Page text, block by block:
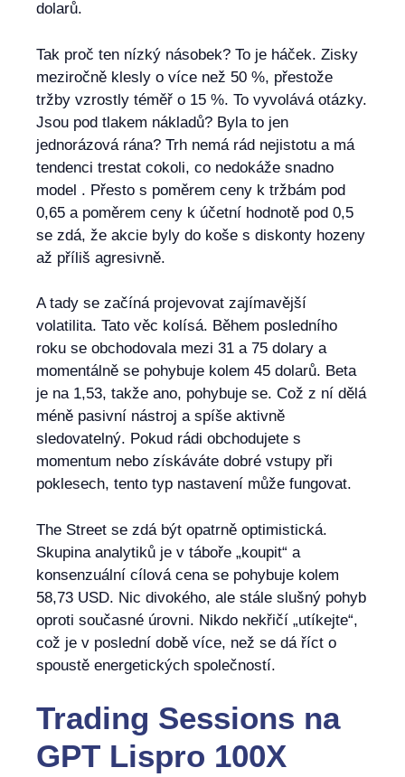
dolarů.
Tak proč ten nízký násobek? To je háček. Zisky
meziročně klesly o více než 50 %, přestože
tržby vzrostly téměř o 15 %. To vyvolává otázky.
Jsou pod tlakem nákladů? Byla to jen
jednorázová rána? Trh nemá rád nejistotu a má
tendenci trestat cokoli, co nedokáže snadno
model . Přesto s poměrem ceny k tržbám pod
0,65 a poměrem ceny k účetní hodnotě pod 0,5
se zdá, že akcie byly do koše s diskonty hozeny
až příliš agresivně.
A tady se začíná projevovat zajímavější
volatilita. Tato věc kolísá. Během posledního
roku se obchodovala mezi 31 a 75 dolary a
momentálně se pohybuje kolem 45 dolarů. Beta
je na 1,53, takže ano, pohybuje se. Což z ní dělá
méně pasivní nástroj a spíše aktivně
sledovatelný. Pokud rádi obchodujete s
momentum nebo získáváte dobré vstupy při
poklesech, tento typ nastavení může fungovat.
The Street se zdá být opatrně optimistická.
Skupina analytiků je v táboře „koupit“ a
konsenzuální cílová cena se pohybuje kolem
58,73 USD. Nic divokého, ale stále slušný pohyb
oproti současné úrovni. Nikdo nekřičí „utíkejte“,
což je v poslední době více, než se dá říct o
spoustě energetických společností.
Trading Sessions na
GPT Lispro 100X